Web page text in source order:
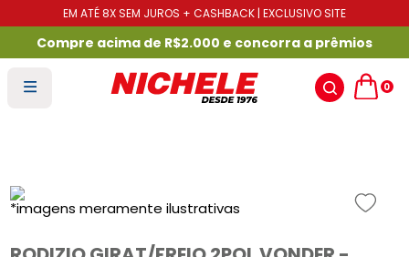
EM ATÉ 8X SEM JUROS + CASHBACK | EXCLUSIVO SITE
Compre acima de R$2.000 e concorra a prêmios
0